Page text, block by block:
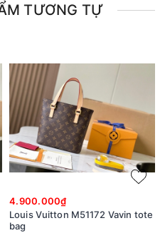
TƯƠNG TỰ
4.900.000₫
Louis Vuitton M51172 Vavin tote
bag